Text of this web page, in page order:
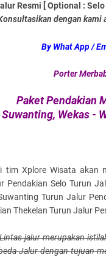
Resmi [ Optional :
dengan kami
By What App /
Porter
Paket Pendakian
Wekas -
tim Xplore Wisata akan
Pendakian Selo Turun
Turun Jalur
Thekelan Turun Jalur
jalur merupakan
Jalur dengan tujuan